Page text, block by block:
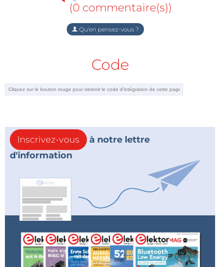
(0 commentaire(s))
Qu'en pensez-vous ?
Code
Inscrivez-vous
à notre lettre
d'information